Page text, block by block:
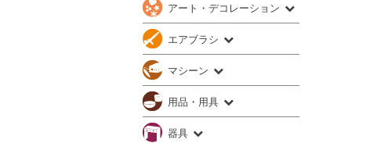
アート・デコレーション
エアブラシ
マシーン
用品・用具
器具